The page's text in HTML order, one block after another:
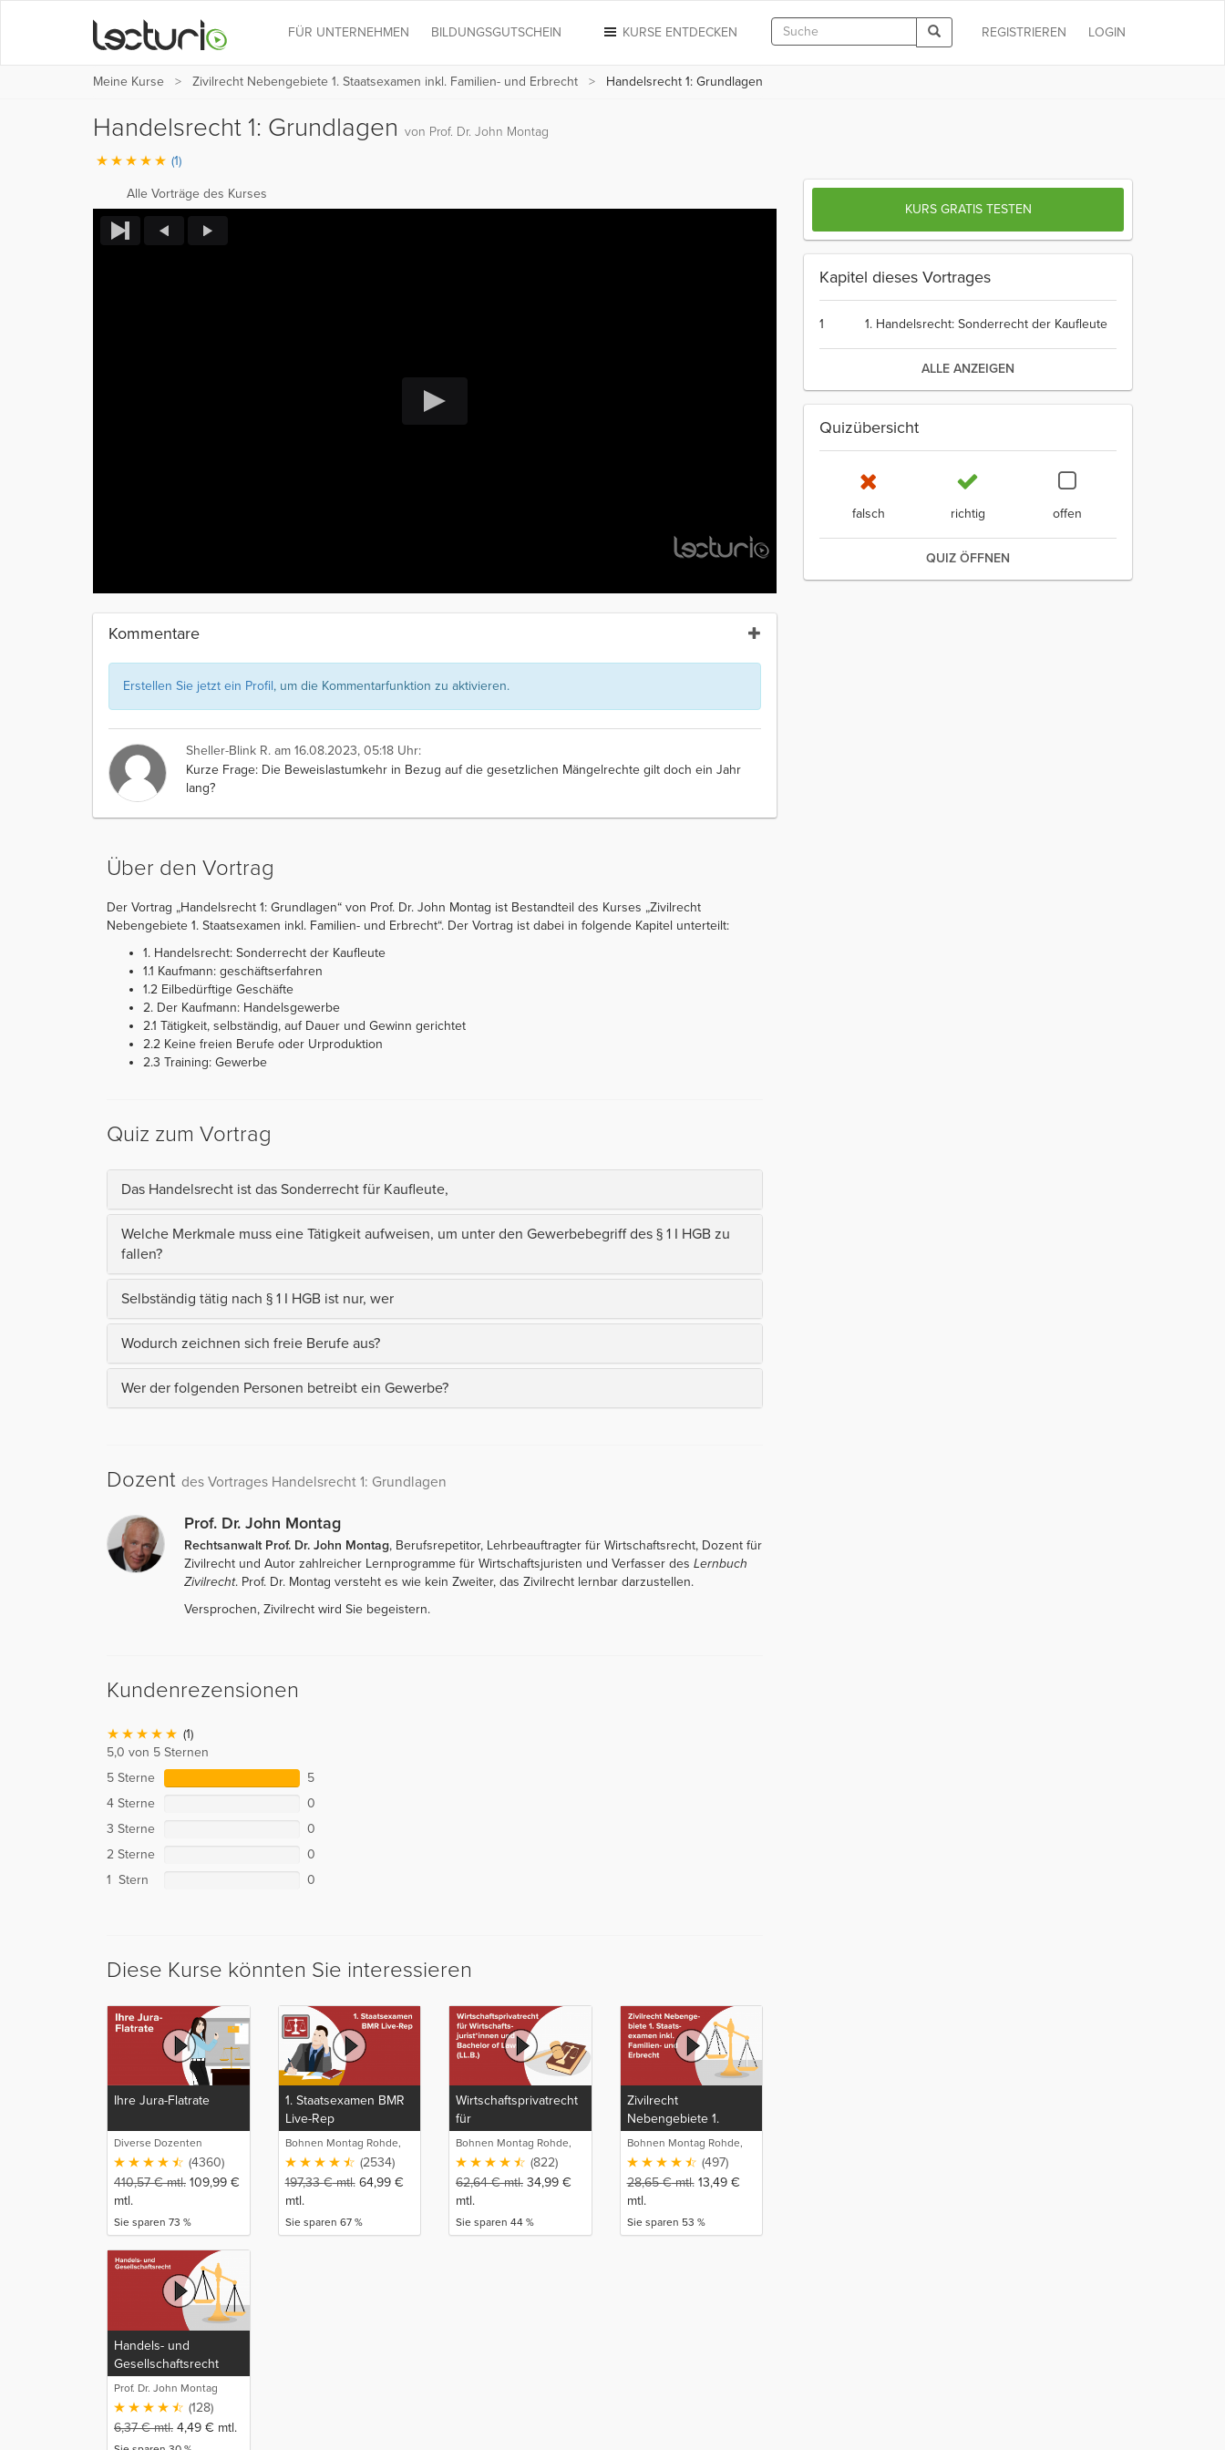
LOGIN
REGISTRIEREN
KURSE ENTDECKEN
FÜR UNTERNEHMEN BILDUNGSGUTSCHEIN
Meine Kurse Zivilrecht Nebengebiete 1. Staatsexamen inkl. Familien- und Erbrecht Handelsrecht 1: Grundlagen
Handelsrecht 1: Grundlagen von Prof. Dr. John Montag
(1)
Alle Vorträge des Kurses
Kommentare
Erstellen Sie jetzt ein Profil, um die Kommentarfunktion zu aktivieren.
Sheller-Blink R. am 16.08.2023, 05:18 Uhr:
Kurze Frage: Die Beweislastumkehr in Bezug auf die gesetzlichen Mängelrechte gilt doch ein Jahr
lang?
Über den Vortrag
Der Vortrag „Handelsrecht 1: Grundlagen“ von Prof. Dr. John Montag ist Bestandteil des Kurses „Zivilrecht
Nebengebiete 1. Staatsexamen inkl. Familien- und Erbrecht“. Der Vortrag ist dabei in folgende Kapitel unterteilt:
1. Handelsrecht: Sonderrecht der Kaufleute
1.1 Kaufmann: geschäftserfahren
1.2 Eilbedürftige Geschäfte
2. Der Kaufmann: Handelsgewerbe
2.1 Tätigkeit, selbständig, auf Dauer und Gewinn gerichtet
2.2 Keine freien Berufe oder Urproduktion
2.3 Training: Gewerbe
Quiz zum Vortrag
Das Handelsrecht ist das Sonderrecht für Kaufleute,
Welche Merkmale muss eine Tätigkeit aufweisen, um unter den Gewerbebegriff des § 1 I HGB zu
fallen?
Selbständig tätig nach § 1 I HGB ist nur, wer
Wodurch zeichnen sich freie Berufe aus?
Wer der folgenden Personen betreibt ein Gewerbe?
Dozent des Vortrages Handelsrecht 1: Grundlagen
Prof. Dr. John Montag
Rechtsanwalt Prof. Dr. John Montag, Berufsrepetitor, Lehrbeauftragter für Wirtschaftsrecht, Dozent für
Zivilrecht und Autor zahlreicher Lernprogramme für Wirtschaftsjuristen und Verfasser des Lernbuch
Zivilrecht. Prof. Dr. Montag versteht es wie kein Zweiter, das Zivilrecht lernbar darzustellen.
Versprochen, Zivilrecht wird Sie begeistern.
Kundenrezensionen
(1)
5,0 von 5 Sternen
5 Sterne
5
4 Sterne
0
3 Sterne
0
2 Sterne
0
1 Stern
0
Diese Kurse könnten Sie interessieren
Ihre Jura-Flatrate
Diverse Dozenten
(4360)
410,57€mtl. 109,99 €
mtl.
Sie sparen 73 %
1. Staatsexamen BMR
Live-Rep
Bohnen Montag Rohde,
Juristische
(2534)
197,33€mtl. 64,99 €
mtl.
Sie sparen 67 %
Wirtschaftsprivatrecht
für
Wirtschaftsjurist*innen
und Bachelor of Laws
Bohnen Montag Rohde,
Juristische
(822)
62,64€mtl. 34,99 €
mtl.
Sie sparen 44 %
Zivilrecht
Nebengebiete 1.
Staatsexamen inkl.
Familien- und Erbrecht
Bohnen Montag Rohde,
Juristische
(497)
28,65€mtl. 13,49 €
mtl.
Sie sparen 53 %
Handels- und
Gesellschaftsrecht
Prof. Dr. John Montag
(128)
6,37€mtl. 4,49 € mtl.
KURS GRATIS TESTEN
Kapitel dieses Vortrages
1 1. Handelsrecht: Sonderrecht der Kaufleute
ALLE ANZEIGEN
Quizübersicht
falsch richtig offen
QUIZ ÖFFNEN